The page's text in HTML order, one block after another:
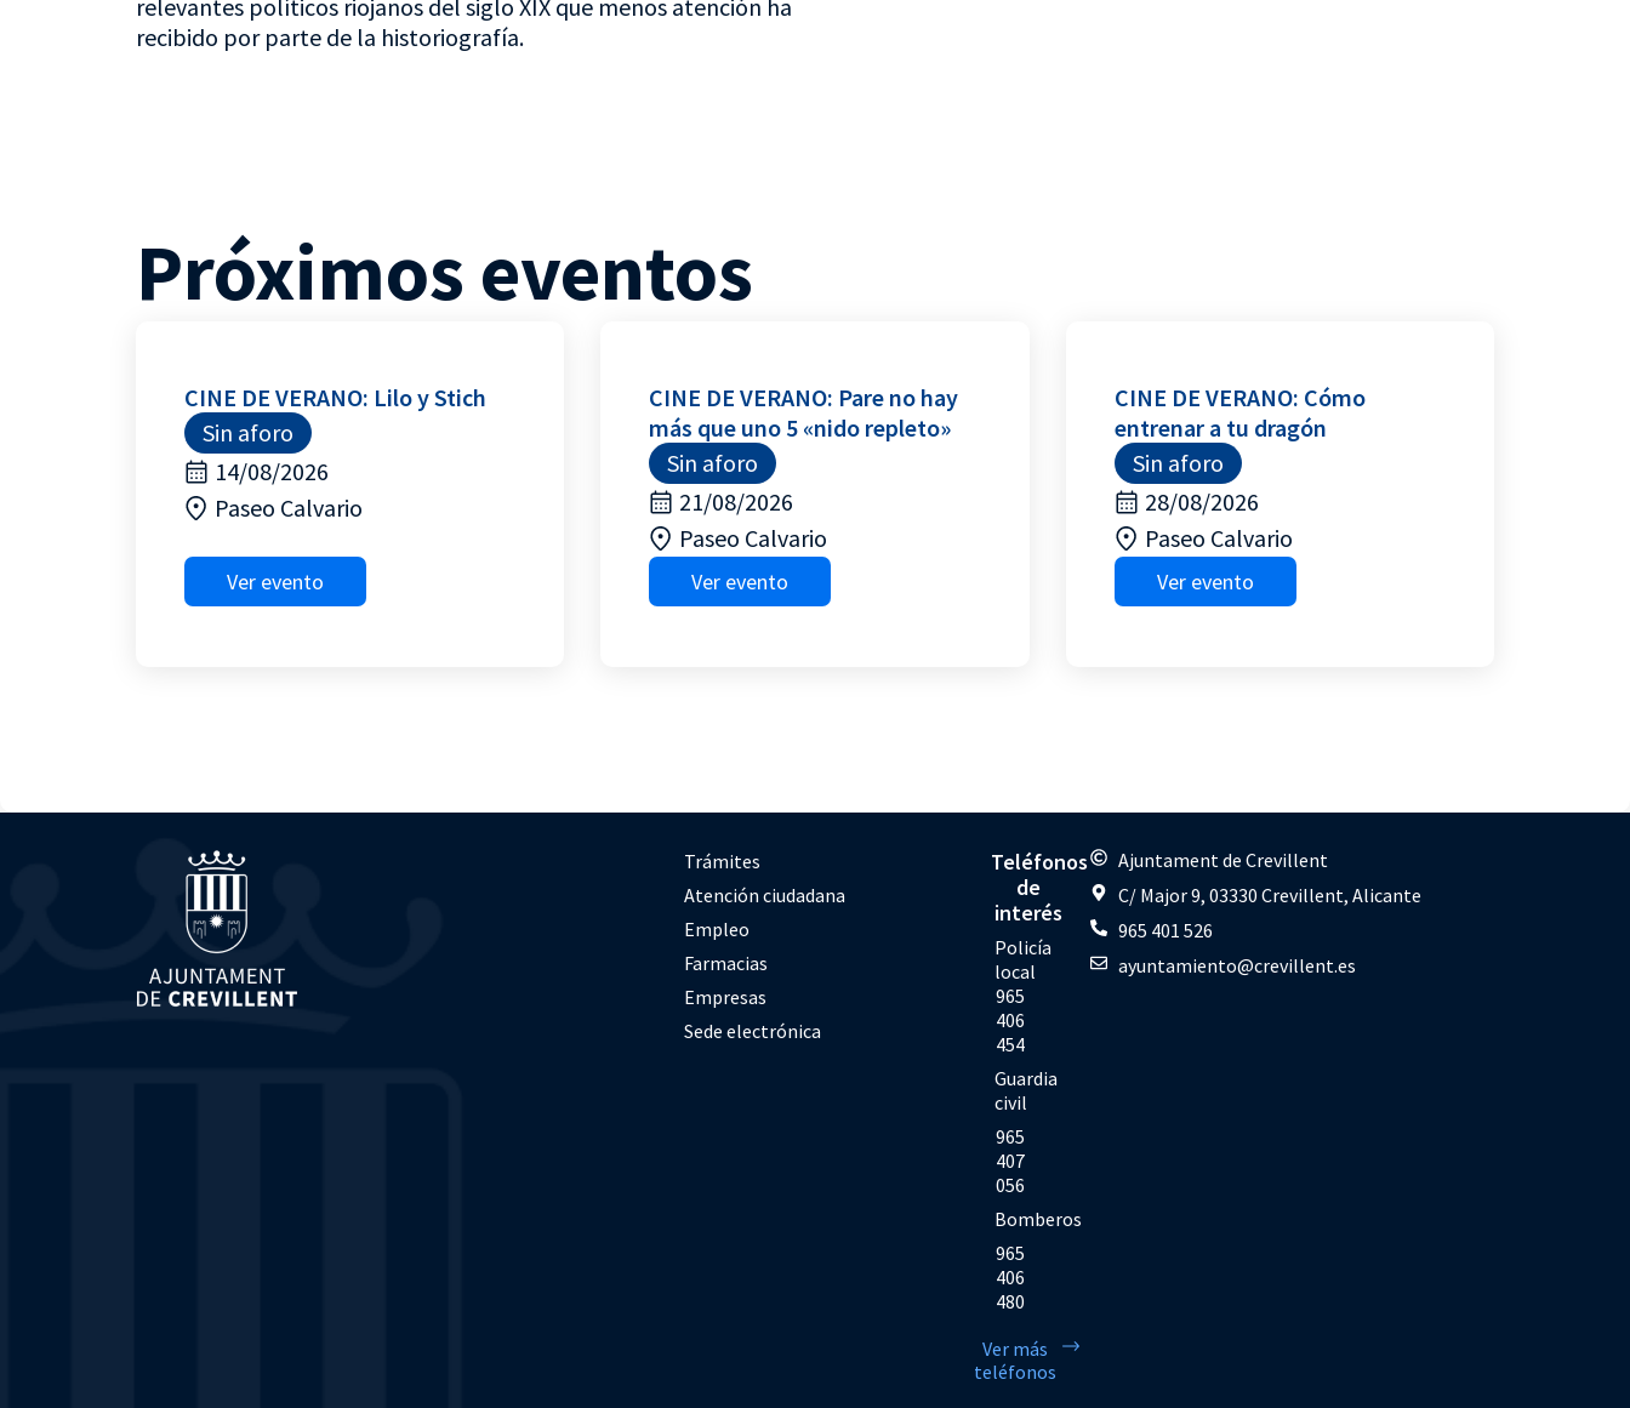
relevantes políticos riojanos del siglo XIX que menos atención ha
recibido por parte de la historiografía.
Próximos eventos
CINE DE VERANO: Lilo y Stich
Sin aforo
14/08/2026
Paseo Calvario
Ver evento
CINE DE VERANO: Pare no hay
más que uno 5 «nido repleto»
Sin aforo
21/08/2026
Paseo Calvario
Ver evento
CINE DE VERANO: Cómo
entrenar a tu dragón
Sin aforo
28/08/2026
Paseo Calvario
Ver evento
Trámites
Atención ciudadana
Empleo
Farmacias
Empresas
Sede electrónica
Teléfonos
de
interés
Policía
local
965
406
454
Guardia
civil
965
407
056
Bomberos
965
406
480
Ver más
teléfonos
Ajuntament de Crevillent
C/ Major 9, 03330 Crevillent, Alicante
965 401 526
ayuntamiento@crevillent.es